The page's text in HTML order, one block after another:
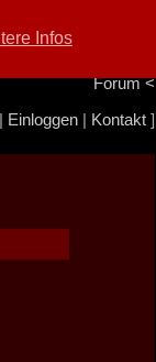
Infos
Info/Impressum
Forum<
Einloggen| Kontakt]